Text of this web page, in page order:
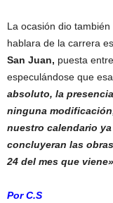
La ocasión dio
hablara de la carrera
San Juan, puesta
especulándose que
absoluto, la
ninguna
nuestro calendario
concluyeran las
24 del mes que
Por C.S